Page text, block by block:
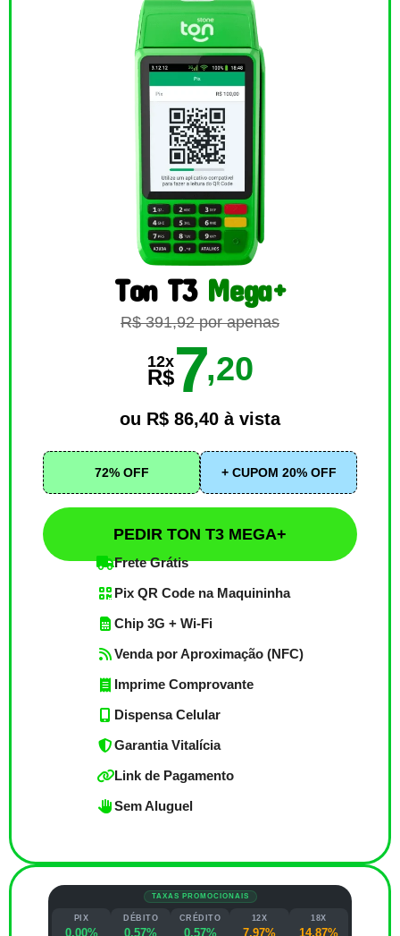
Ton T3 Mega+
R$ 391,92 por apenas
12x
R$7,20
ou R$ 86,40 à vista
72% OFF + CUPOM 20% OFF
PEDIR TON T3 MEGA+
Frete Grátis
Pix QR Code na Maquininha
Chip 3G + Wi-Fi
Venda por Aproximação (NFC)
Imprime Comprovante
Dispensa Celular
Garantia Vitalícia
Link de Pagamento
Sem Aluguel
TAXAS PROMOCIONAIS
PIX
0,00%
DÉBITO
0,57%
CRÉDITO
0,57%
12X
7,97%
18X
14,87%